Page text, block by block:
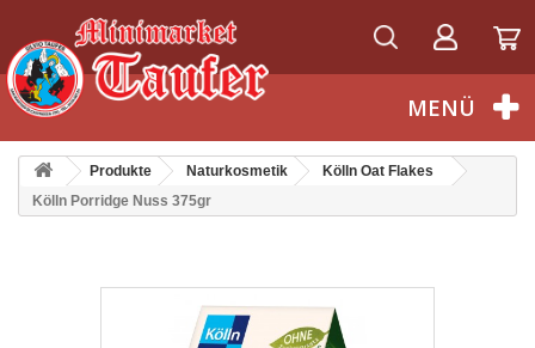
Deutsch
MENÜ
Produkte Naturkosmetik
Kölln Oat Flakes
Kölln Porridge Nuss 375gr